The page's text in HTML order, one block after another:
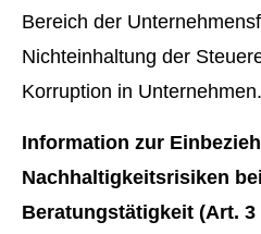
Bereich der
Nichteinhaltung der
Korruption in Unternehmen.
Information zur
Nachhaltigkeitsrisiken
Beratungstätigkeit (Art. 3